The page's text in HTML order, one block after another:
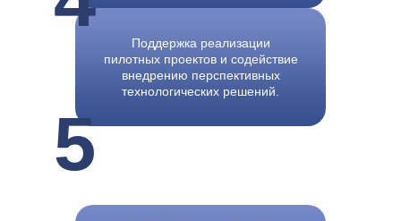
Поддержка реализации
пилотных проектов и содействие
внедрению перспективных
технологических решений.
5